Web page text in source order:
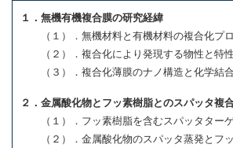
１．無機有機複合膜の研究経緯
（１）．無機材料と有機材料の複合化プ
（２）．複合化により発現する物性と特性
（３）．複合化薄膜のナノ構造と化学結
２．金属酸化物とフッ素樹脂とのスパッタ複
（１）．フッ素樹脂を含むスパッタター
（２）．金属酸化物のスパッタ蒸発とフ